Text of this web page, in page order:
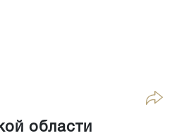
области